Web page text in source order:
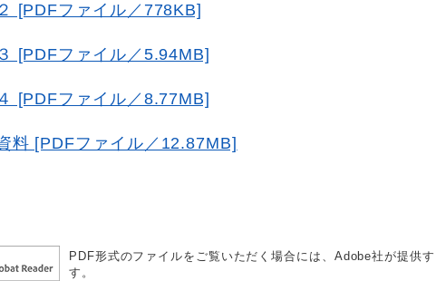
[PDFファイル／778KB]
[PDFファイル／5.94MB]
[PDFファイル／8.77MB]
料 [PDFファイル／12.87MB]
PDF形式のファイルをご覧いただく場合には、Adobe社が提供
す。